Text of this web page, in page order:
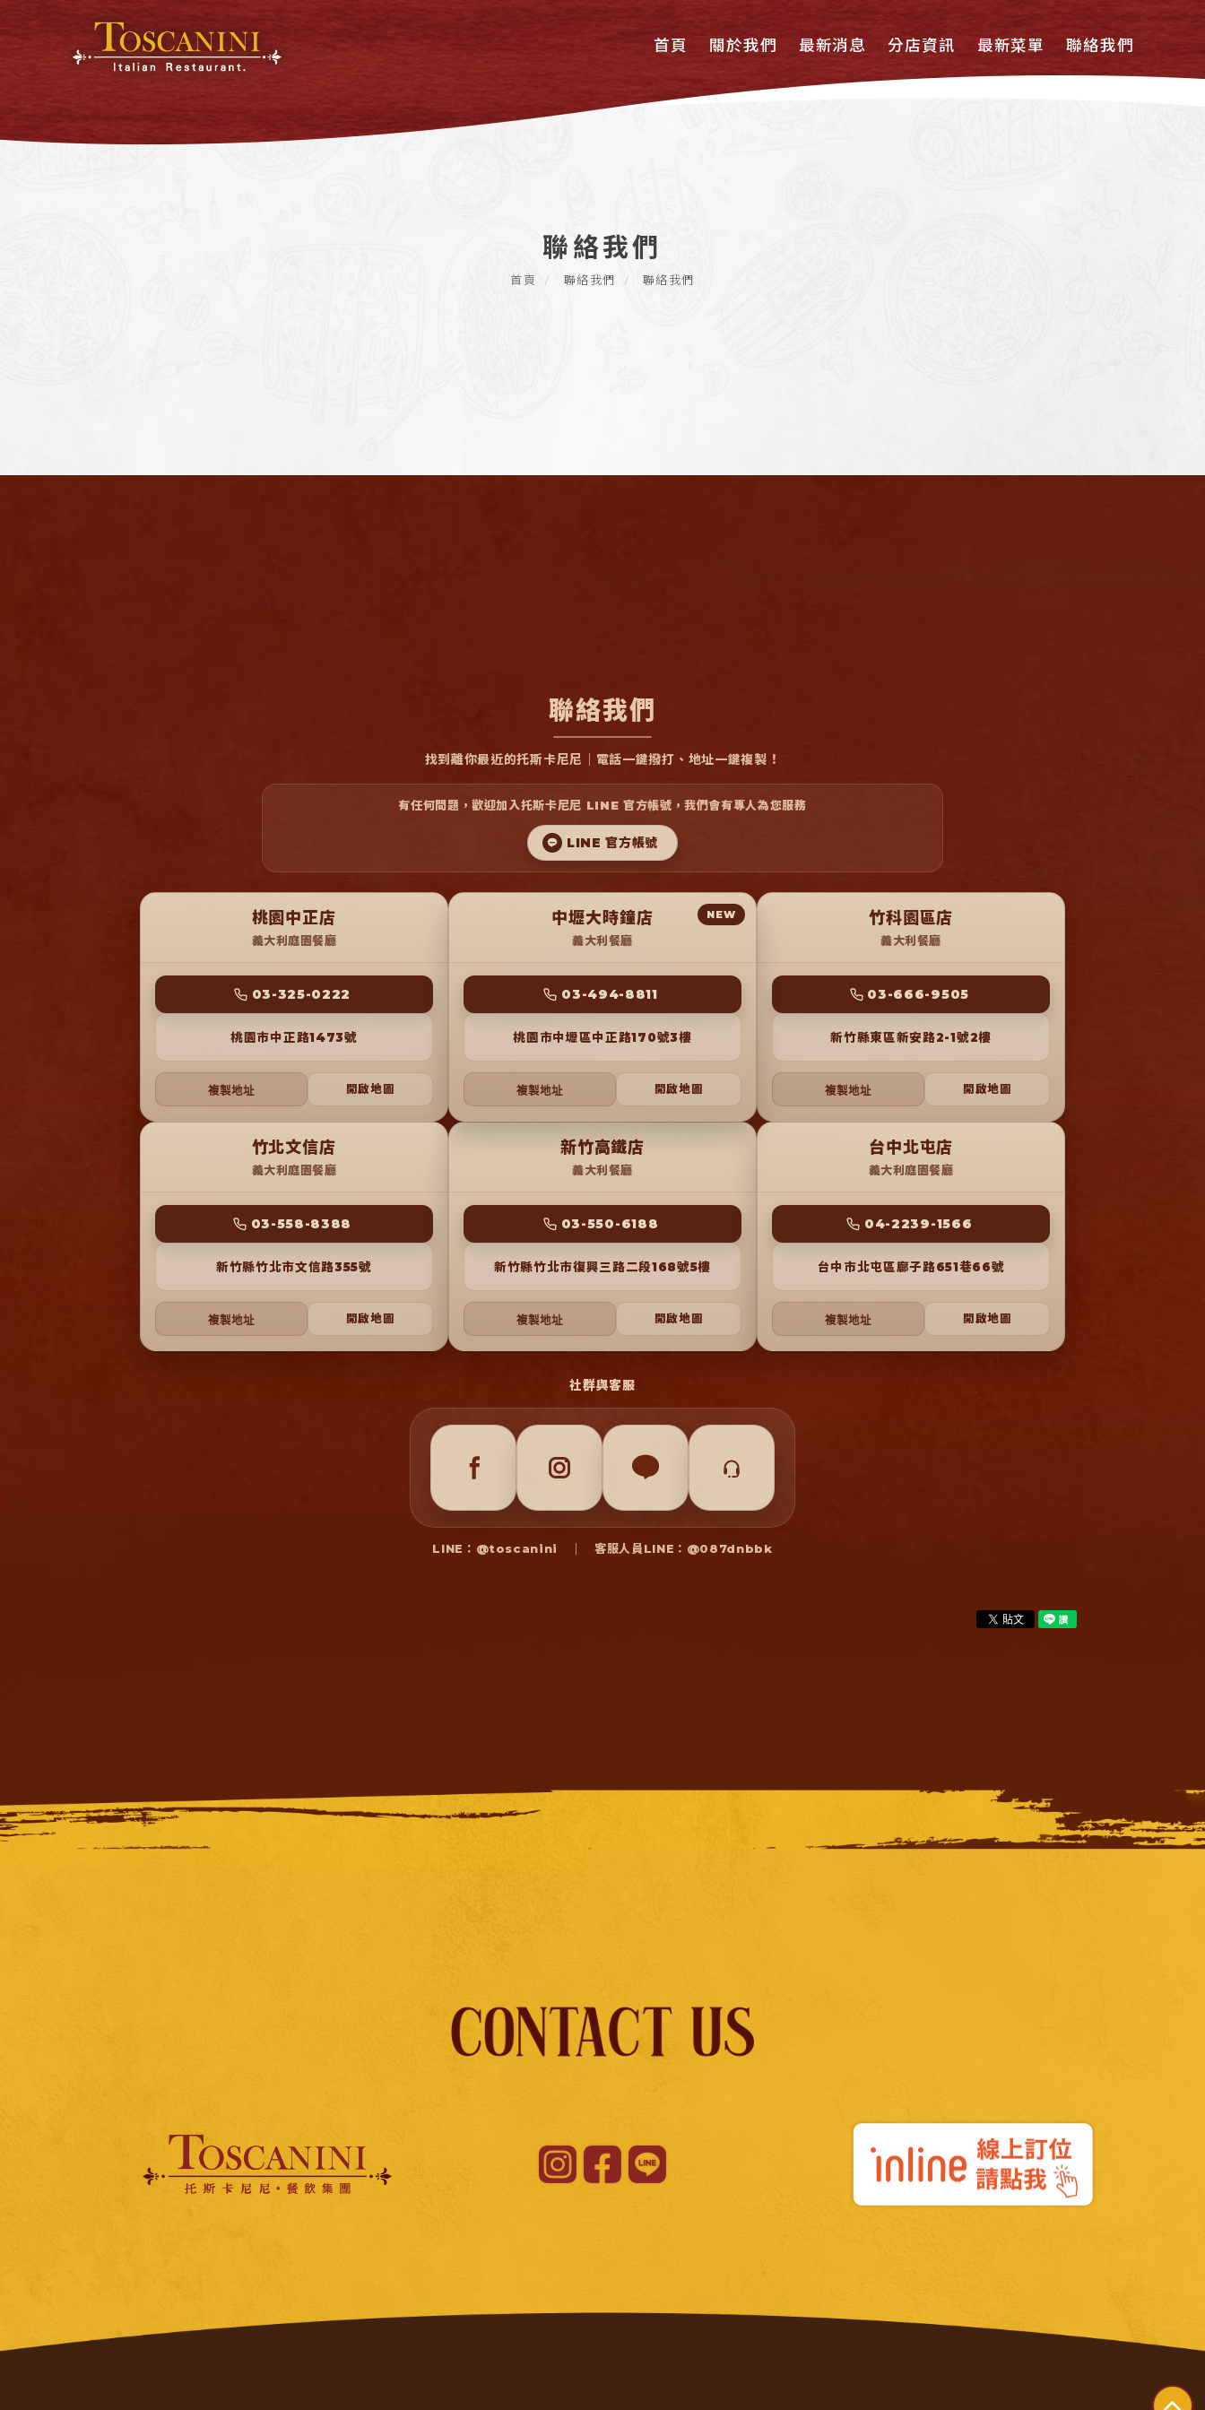
首頁 關於我們 最新消息 分店資訊 最新菜單 聯絡我們
聯絡我們
首頁 聯絡我們 聯絡我們
聯絡我們
找到離你最近的托斯卡尼尼｜電話一鍵撥打、地址一鍵複製！
有任何問題，歡迎加入托斯卡尼尼 LINE 官方帳號，我們會有專人為您服務
LINE 官方帳號
桃園中正店
義大利庭園餐廳
03-325-0222
桃園市中正路1473號
複製地址 開啟地圖
NEW
中壢大時鐘店
義大利餐廳
03-494-8811
桃園市中壢區中正路170號3樓
複製地址 開啟地圖
竹科園區店
義大利餐廳
03-666-9505
新竹縣東區新安路2-1號2樓
複製地址 開啟地圖
竹北文信店
義大利庭園餐廳
03-558-8388
新竹縣竹北市文信路355號
複製地址 開啟地圖
新竹高鐵店
義大利餐廳
03-550-6188
新竹縣竹北市復興三路二段168號5樓
複製地址 開啟地圖
台中北屯店
義大利庭園餐廳
04-2239-1566
台中市北屯區廍子路651巷66號
複製地址 開啟地圖
社群與客服
LINE：@toscanini ｜ 客服人員LINE：@087dnbbk